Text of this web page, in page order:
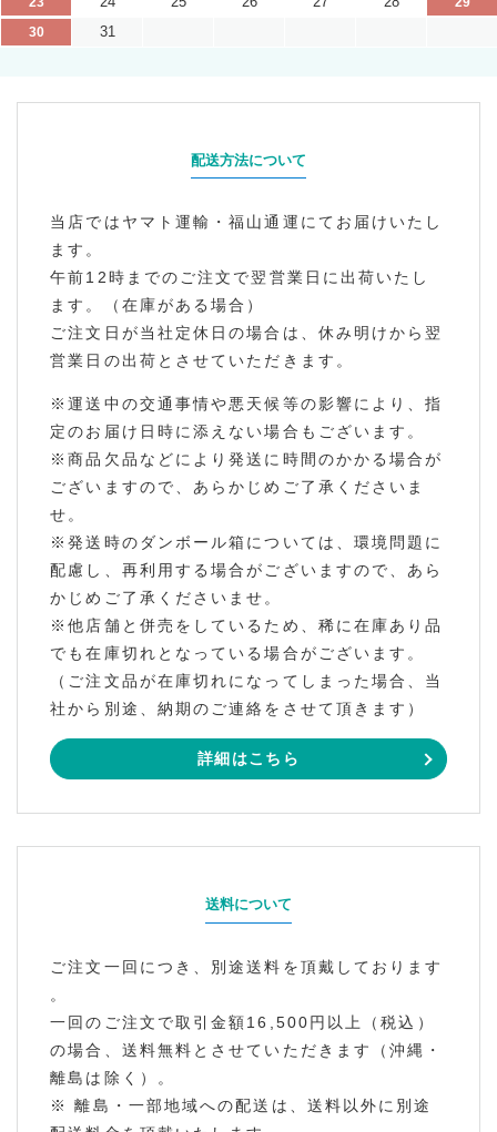
30
31
配送方法について
当店ではヤマト運輸・福山通運にてお届けいたし
ます。
午前12時までのご注文で翌営業日に出荷いたし
ます。（在庫がある場合）
ご注文日が当社定休日の場合は、休み明けから翌
営業日の出荷とさせていただきます。
※運送中の交通事情や悪天候等の影響により、指
定のお届け日時に添えない場合もございます。
※商品欠品などにより発送に時間のかかる場合が
ございますので、あらかじめご了承くださいま
せ。
※発送時のダンボール箱については、環境問題に
配慮し、再利用する場合がございますので、あら
かじめご了承くださいませ。
※他店舗と併売をしているため、稀に在庫あり品
でも在庫切れとなっている場合がございます。
（ご注文品が在庫切れになってしまった場合、当
社から別途、納期のご連絡をさせて頂きます）
詳細はこちら
送料について
ご注文一回につき、別途送料を頂戴しております
。
一回のご注文で取引金額16,500円以上（税込）
の場合、送料無料とさせていただきます（沖縄・
離島は除く）。
※ 離島・一部地域への配送は、送料以外に別途